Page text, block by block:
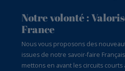
Notre volonté :
France
Nous vous proposons des
issues de notre savoir-faire
mettons en avant les circuits